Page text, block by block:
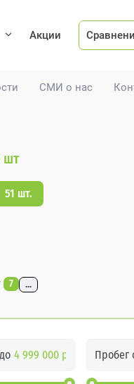
СМИ о нас
Акции
шт
51 шт.
7 ...
до Пробег